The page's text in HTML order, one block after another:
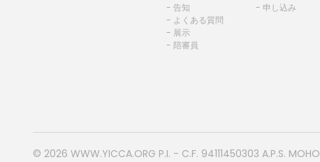
- 告知
- よくある質問
- 展示
- 陪審員
- 申し込み
© 2026 WWW.YICCA.ORG P.I. - C.F. 94111450303 A.P.S. MOHO